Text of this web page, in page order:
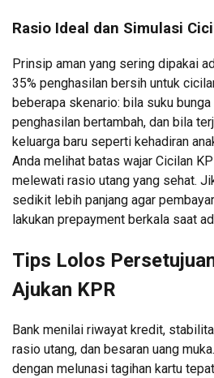
Rasio Ideal dan Simulasi
Prinsip aman yang sering dipakai
35% penghasilan bersih untuk
beberapa skenario: bila suku
penghasilan bertambah, dan bila
keluarga baru seperti kehadiran
Anda melihat batas wajar Cicilan
melewati rasio utang yang sehat.
sedikit lebih panjang agar
lakukan prepayment berkala saat
Tips Lolos
Ajukan KPR
Bank menilai riwayat kredit,
rasio utang, dan besaran uang
dengan melunasi tagihan kartu